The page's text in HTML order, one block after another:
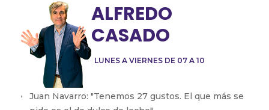
LUNES A VIERNES DE 07 A 10
ALFREDO
CASADO
Juan Navarro: "Tenemos 27 gustos. El que más se